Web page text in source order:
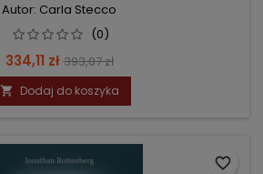
Autor: Carla Stecco
(0)
Cena
334,11 zł Cena
podstawowa
393,07 zł
 Dodaj do koszyka
favorite_border